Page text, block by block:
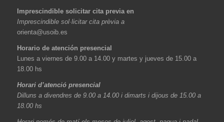
Imprescindible solicitar cita previa en
Imprescindible sol·licitar cita prèvia a
orienta@usoib.es
Horario de atención presencial
Lunes a viernes de 9.00 a 14.00 y martes y jueves de 15.00 a
18.00 hs
Horari d’atenció presencial
Dilluns a divendres de 9.00 a 14.00 i dimarts i dijous de 15.00 a
18.00 hs